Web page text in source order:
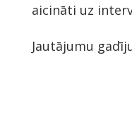
aicināti uz
Jautājumu